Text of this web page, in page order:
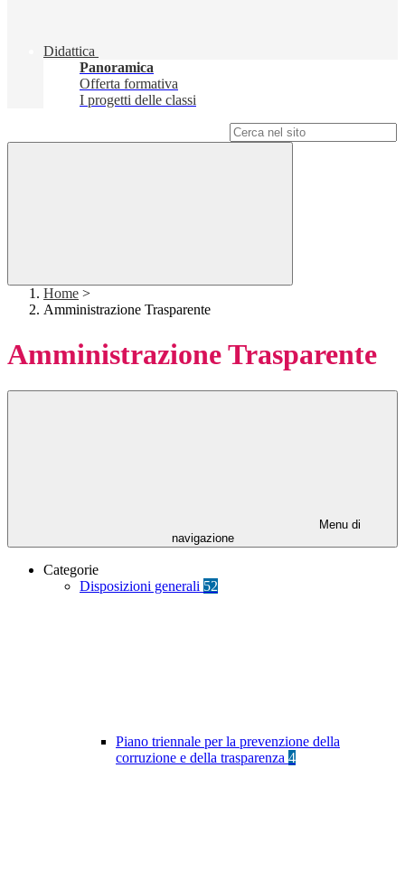
Didattica
Panoramica
Offerta formativa
I progetti delle classi
Home >
Amministrazione Trasparente
Amministrazione Trasparente
Menu di
navigazione
Categorie
Disposizioni generali 52
Piano triennale per la prevenzione della
corruzione e della trasparenza 4